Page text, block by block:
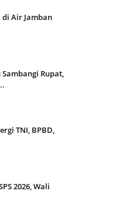
di Air Jamban
Rupat,
TNI, BPBD,
2026, Wali